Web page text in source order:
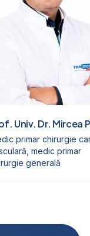
Univ. Dr. Mircea
primar chirurgie
medic primar
generală